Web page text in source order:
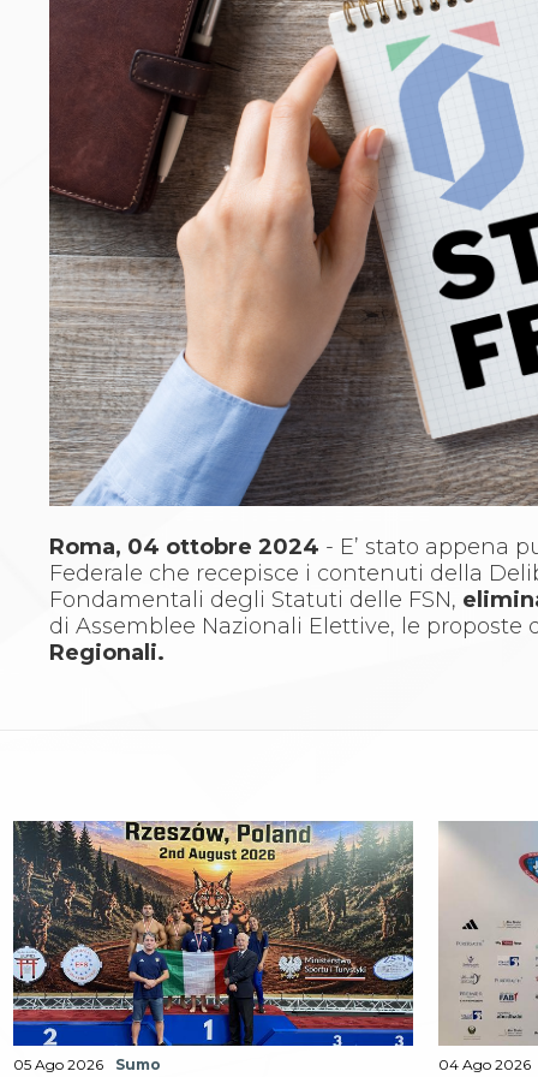
Archivio eventi
Dove siamo
Comitati Regionali
Società
La Federazione
Cerca Società Sportive
Media
Rassegna stampa
Pubblicazioni FIJLKAM
Libreria FIJLKAM
Athlon.net
Rivista ATHLON
Galleria Fotografica
Partners
Trasparenza
FIJLKAM trasparente
Amministrazione
Avvisi
Whistleblowing
Judo
La disciplina
News
Gare e Risultati
Attività Didattica
Albi Federali
Karate
La disciplina
News
Gare e Risultati
Attività Didattica
Albi Federali
Roma, 04 ottobre 2024 - E’ stato appena
Federale che recepisce i contenuti della
Fondamentali degli Statuti delle FSN,
di Assemblee Nazionali Elettive, le
Regionali.
05 Ago 2026 Sumo 04 Ago 2026